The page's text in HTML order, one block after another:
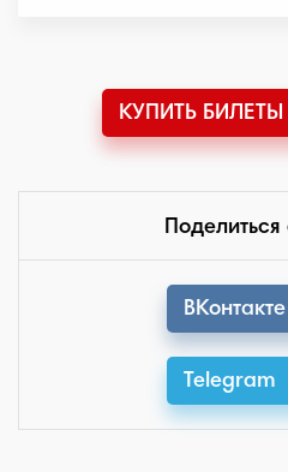
КУПИТЬ БИЛЕТЫ
Поделиться
ВКонтакте
Telegram